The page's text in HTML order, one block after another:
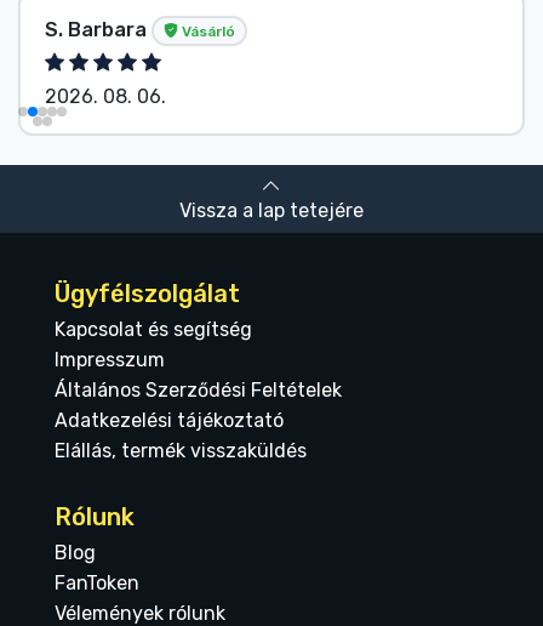
S. Barbara Vásárló
2026. 08. 06.
Vissza a lap tetejére
Ügyfélszolgálat
Kapcsolat és segítség
Impresszum
Általános Szerződési Feltételek
Adatkezelési tájékoztató
Elállás, termék visszaküldés
Rólunk
Blog
FanToken
Vélemények rólunk